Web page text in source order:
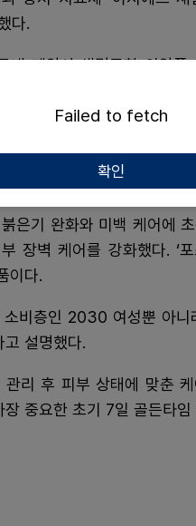
다.
내 제약사 생명공학 의약품
구(WHO) 국제일반명(INN) ‘
득하며 기술력을 인정받은
저 ▲포스트 스킨부스터 ▲
은기 완화와 미백 케어에
장벽 케어를 강화했다. ‘
이다.
비층인 2030 여성뿐 아니
설명했다.
리 후 피부 상태에 맞춘
중요한 초기 7일 골든타임
Failed to fetch
확인